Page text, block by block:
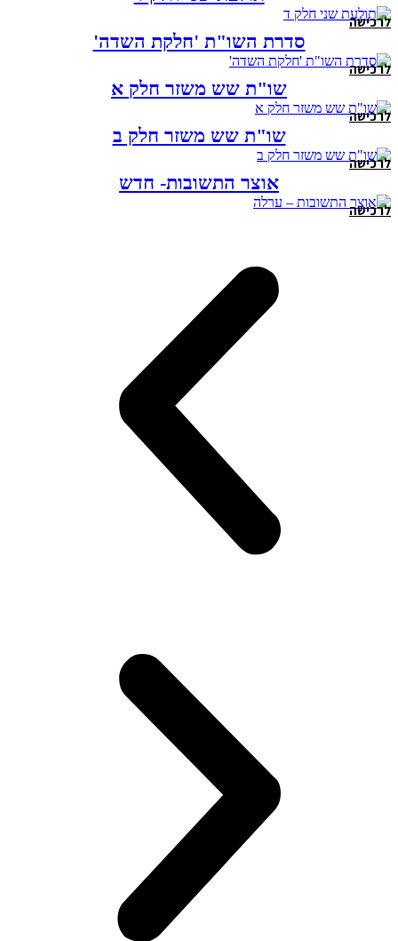
לרכישה
סדרת השו"ת 'חלקת השדה'
לרכישה
שו"ת שש משזר חלק א
לרכישה
שו"ת שש משזר חלק ב
לרכישה
אוצר התשובות- חדש
לרכישה